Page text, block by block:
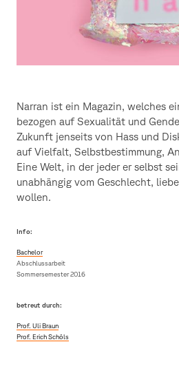
Narran ist ein Magazin, welches
bezogen auf Sexualität und
Zukunft jenseits von Hass und
auf Vielfalt, Selbstbestimmung,
Eine Welt, in der jeder er selbst
unabhängig vom Geschlecht,
wollen.
Info:
Bachelor
Abschlussarbeit
Sommersemester 2016
betreut durch:
Prof. Uli Braun
Prof. Erich Schöls